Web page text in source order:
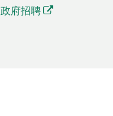
政府招聘